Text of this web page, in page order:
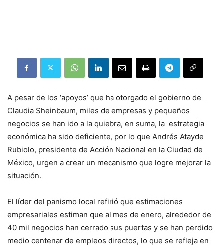
A pesar de los ‘apoyos’ que ha otorgado el gobierno de
Claudia Sheinbaum, miles de empresas y pequeños
negocios se han ido a la quiebra, en suma, la estrategia
económica ha sido deficiente, por lo que Andrés Atayde
Rubiolo, presidente de Acción Nacional en la Ciudad de
México, urgen a crear un mecanismo que logre mejorar la
situación.
El líder del panismo local refirió que estimaciones
empresariales estiman que al mes de enero, alrededor de
40 mil negocios han cerrado sus puertas y se han perdido
medio centenar de empleos directos, lo que se refleja en